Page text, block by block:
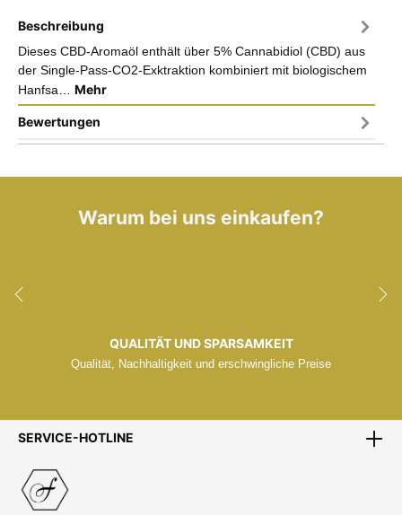
Beschreibung
Dieses CBD-Aromaöl enthält über 5% Cannabidiol (CBD) aus
der Single-Pass-CO2-Exktraktion kombiniert mit biologischem
Hanfsa… Mehr
Bewertungen
Warum bei uns einkaufen?
QUALITÄT UND SPARSAMKEIT
Qualität, Nachhaltigkeit und erschwingliche Preise
SERVICE-HOTLINE